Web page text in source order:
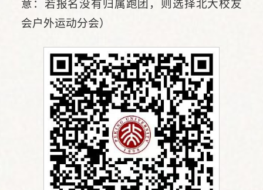
意：若报名没有归属跑团，则选择北大校友
会户外运动分会）